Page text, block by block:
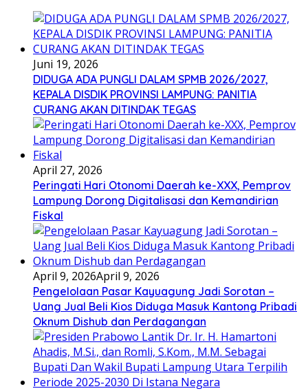
Juni 19, 2026
DIDUGA ADA PUNGLI DALAM SPMB 2026/2027,
KEPALA DISDIK PROVINSI LAMPUNG: PANITIA
CURANG AKAN DITINDAK TEGAS
April 27, 2026
Peringati Hari Otonomi Daerah ke-XXX, Pemprov
Lampung Dorong Digitalisasi dan Kemandirian
Fiskal
April 9, 2026April 9, 2026
Pengelolaan Pasar Kayuagung Jadi Sorotan –
Uang Jual Beli Kios Diduga Masuk Kantong Pribadi
Oknum Dishub dan Perdagangan